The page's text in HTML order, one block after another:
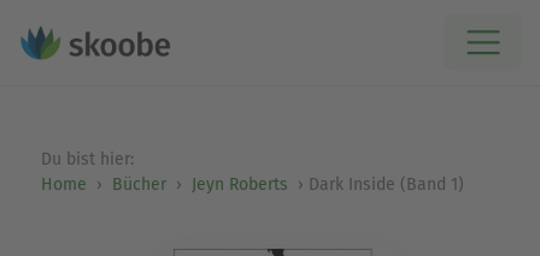
Du bist hier:
Home
Bücher Jeyn Roberts Dark Inside (Band 1)